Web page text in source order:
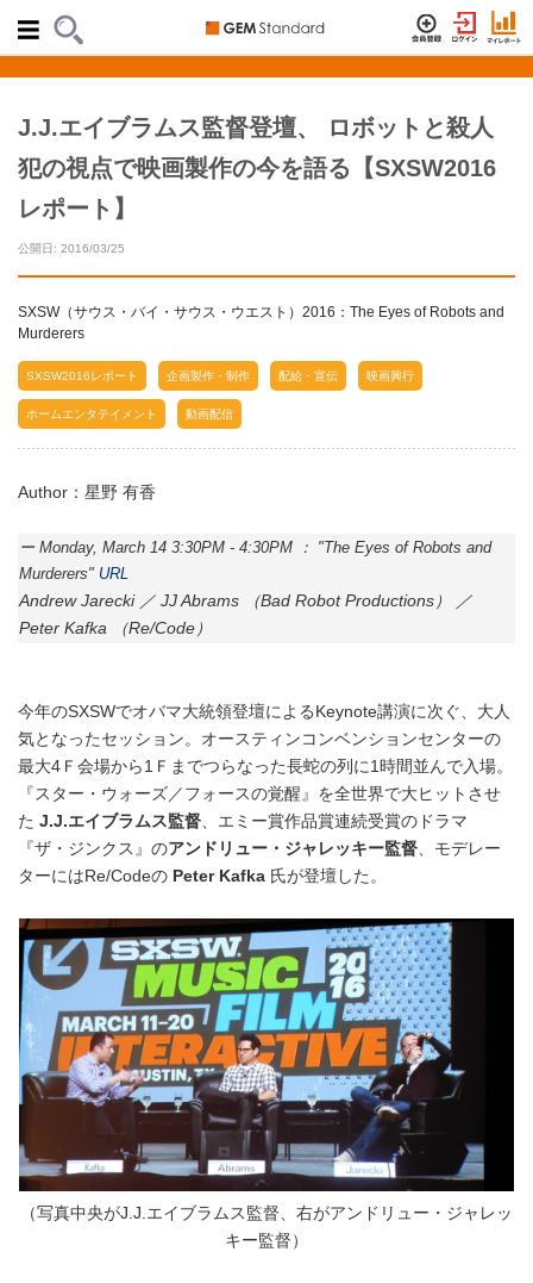
J.J.エイブラムス監督登壇、 ロボットと殺人
犯の視点で映画製作の今を語る【SXSW2016
レポート】
公開日: 2016/03/25
SXSW（サウス・バイ・サウス・ウエスト）2016：The Eyes of Robots and
Murderers
SXSW2016レポート 企画製作・制作 配給・宣伝 映画興行
ホームエンタテイメント 動画配信
Author：星野 有香
ー Monday, March 14 3:30PM - 4:30PM ： "The Eyes of Robots and
Murderers" URL
Andrew Jarecki ／ JJ Abrams （Bad Robot Productions） ／
Peter Kafka （Re/Code）
今年のSXSWでオバマ大統領登壇によるKeynote講演に次ぐ、大人
気となったセッション。オースティンコンベンションセンターの
最大4Ｆ会場から1Ｆまでつらなった長蛇の列に1時間並んで入場。
『スター・ウォーズ／フォースの覚醒』を全世界で大ヒットさせ
た J.J.エイブラムス監督 、エミー賞作品賞連続受賞のドラマ
『ザ・ジンクス』のアンドリュー・ジャレッキー監督 、モデレー
ターにはRe/Codeの Peter Kafka 氏が登壇した。
（写真中央がJ.J.エイブラムス監督、右がアンドリュー・ジャレッ
キー監督）